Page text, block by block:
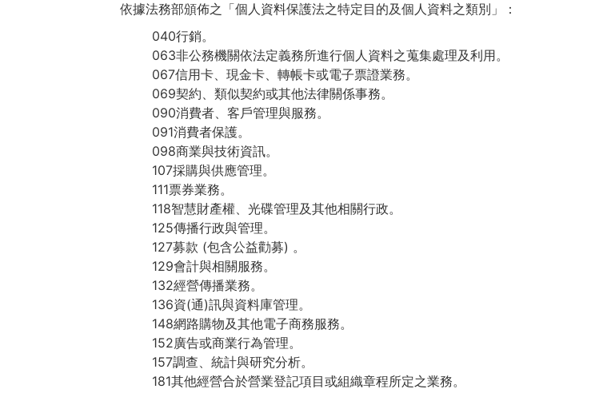
依據法務部頒佈之「個人資料保護法之特定目的及個人資料之類別」：
040行銷。
063非公務機關依法定義務所進行個人資料之蒐集處理及利用。
067信用卡、現金卡、轉帳卡或電子票證業務。
069契約、類似契約或其他法律關係事務。
090消費者、客戶管理與服務。
091消費者保護。
098商業與技術資訊。
107採購與供應管理。
111票券業務。
118智慧財產權、光碟管理及其他相關行政。
125傳播行政與管理。
127募款 (包含公益勸募) 。
129會計與相關服務。
132經營傳播業務。
136資(通)訊與資料庫管理。
148網路購物及其他電子商務服務。
152廣告或商業行為管理。
157調查、統計與研究分析。
181其他經營合於營業登記項目或組織章程所定之業務。